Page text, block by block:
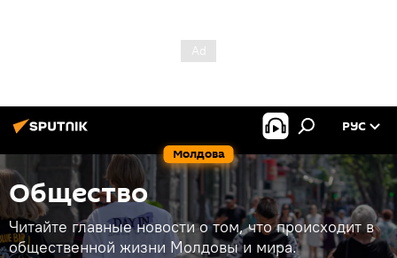
Молдова
РУС
Общество
Читайте главные новости о том, что происходит в
общественной жизни Молдовы и мира.